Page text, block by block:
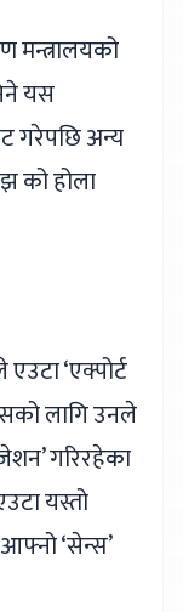
मन्त्रालयको
यस
गरेपछि अन्य
को होला
‘एक्पोर्ट
लागि उनले
गरिरहेका
यस्तो
‘सेन्स’